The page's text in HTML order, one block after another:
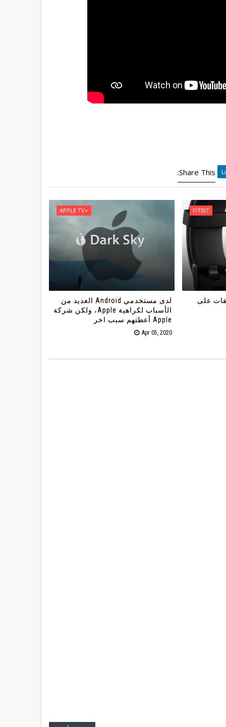
Share This:
+APPLE TV
لدى مستخدمي Android العديد من
الأسباب لكراهية Apple، ولكن شركة
Apple أعطتهم سبب اخر
Apr 05, 2020
FITBIT
على